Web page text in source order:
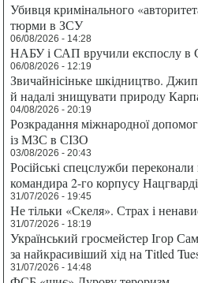
Убивця кримінального
тюрми в ЗСУ
06/08/2026 - 14:28
НАБУ і САП вручили експослу в
06/08/2026 - 12:19
Звичайнісіньке шкідництво.
й надалі знищувати природу
04/08/2026 - 20:19
Розкрадання міжнародної
із МЗС в СІЗО
03/08/2026 - 20:43
Російські спецслужби
командира 2-го корпусу
31/07/2026 - 19:45
Не тільки «Скеля». Страх і
31/07/2026 - 18:19
Український гросмейстер Ігор
за найкрасивіший хід на Titled
31/07/2026 - 14:48